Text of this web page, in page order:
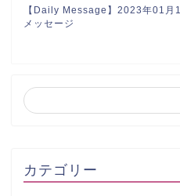
【Daily Message】2023年01月
メッセージ
カテゴリー